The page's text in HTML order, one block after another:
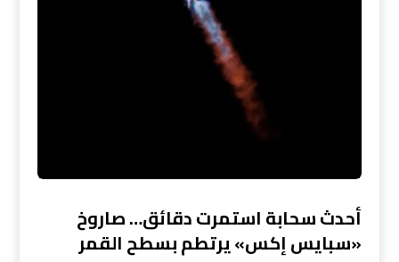
أحدث سحابة استمرت دقائق… صاروخ
«سبايس إكس» يرتطم بسطح القمر